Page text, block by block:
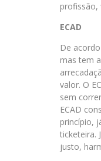
profissão,
ECAD
De
mas tem
valor. O
sem
ECAD
princípio,
ticketeira.
justo,